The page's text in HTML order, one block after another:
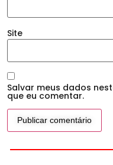
Site
Salvar meus dados
que eu comentar.